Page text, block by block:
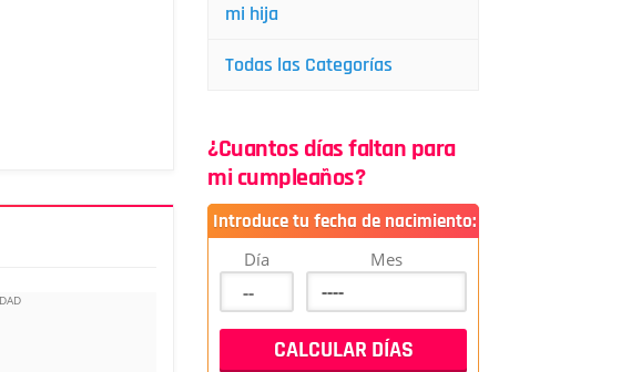
mi hija
Todas las Categorías
¿Cuantos días faltan para
mi cumpleaños?
Introduce tu fecha de nacimiento:
Día Mes